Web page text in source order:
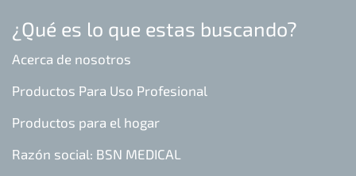
¿Qué es lo que estas buscando?
Acerca de nosotros
Productos Para Uso Profesional
Productos para el hogar
Razón social: BSN MEDICAL